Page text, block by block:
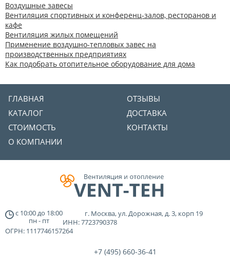
Воздушные завесы
Вентиляция спортивных и конференц-залов, ресторанов и
кафе
Вентиляция жилых помещений
Применение воздушно-тепловых завес на
производственных предприятиях
Как подобрать отопительное оборудование для дома
ГЛАВНАЯ
КАТАЛОГ
СТОИМОСТЬ
О КОМПАНИИ
ОТЗЫВЫ
ДОСТАВКА
КОНТАКТЫ
с 10:00до 18:00
пн - пт
г. Москва, ул. Дорожная, д. 3, корп 19
ИНН: 7723790378
ОГРН: 1117746157264
+7 (495) 660-36-41